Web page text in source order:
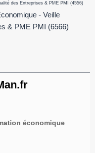
des Entreprises & PME PMI (4556)
- Veille
& PME PMI
(6566)
économique